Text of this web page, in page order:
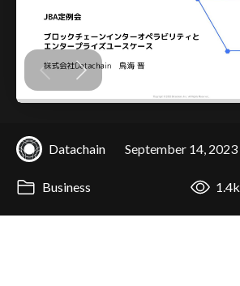
Datachain September 14, 2023
Business 1.4k